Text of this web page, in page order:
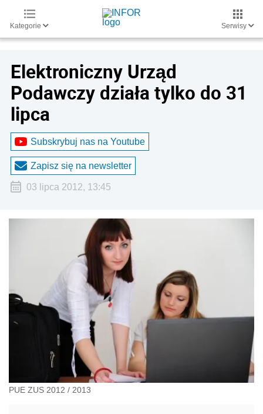
Kategorie Serwisy
Elektroniczny Urząd
Podawczy działa tylko do 31
lipca
Subskrybuj nas na Youtube
Zapisz się na newsletter
03 lipca 2012, 13:45
PUE ZUS 2012 / 2013